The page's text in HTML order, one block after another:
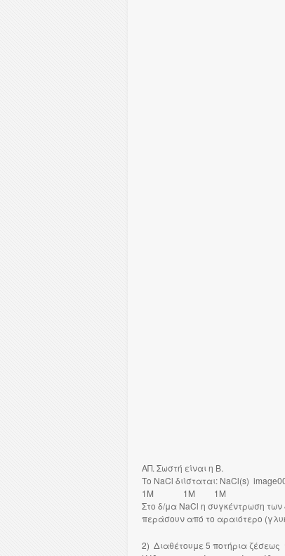
AΠ. Σωστή είναι η Β.
Το ΝaCl διίσταται: ΝaCl(s)
1M 1M 1M
Στο δ/μα ΝaCl η συγκέντρωση
περάσουν από το αραιότερο
2) Διαθέτουμε 5 ποτήρια ζέσεως